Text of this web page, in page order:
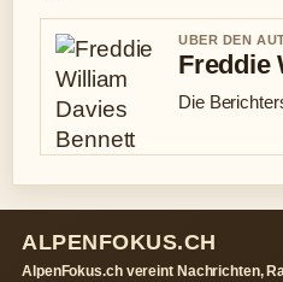
UBER DEN
Freddie
Die
ALPENFOKUS.CH
AlpenFokus.ch vereint Nachrichten,